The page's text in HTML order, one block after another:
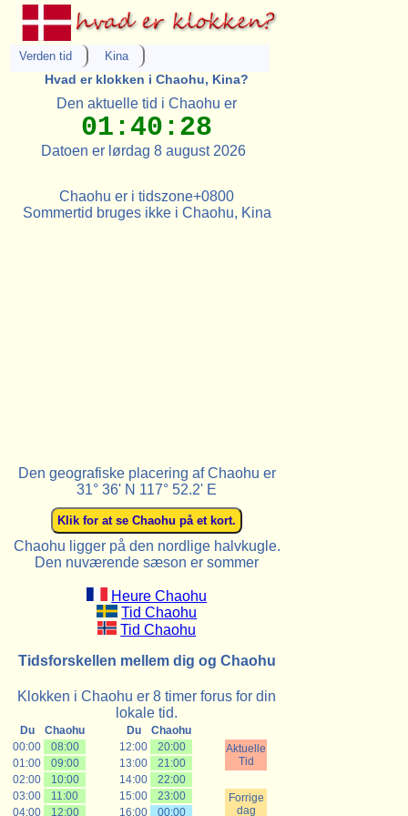
Verden tid Kina
Hvad er klokken i Chaohu, Kina?
Den aktuelle tid i Chaohu er
01:40:28
Datoen er lørdag 8 august 2026
Chaohu er i tidszone+0800
Sommertid bruges ikke i Chaohu, Kina
Den geografiske placering af Chaohu er
31° 36' N 117° 52.2' E
Chaohu ligger på den nordlige halvkugle.
Den nuværende sæson er sommer
Heure Chaohu
Tid Chaohu
Tid Chaohu
Tidsforskellen mellem dig og Chaohu
Klokken i Chaohu er 8 timer forus for din
lokale tid.
Du Chaohu Du
Chaohu
00:00
08:00 12:00 20:00
Aktuelle
Tid
01:00 09:00 13:00
21:00
02:00
10:00 14:00
22:00
03:00
11:00 15:00 23:00
Forrige
dag
04:00 12:00 16:00 00:00